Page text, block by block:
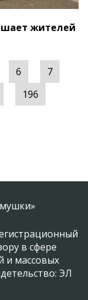
жителей
6
7
196
в сфере
и массовых
ЭЛ